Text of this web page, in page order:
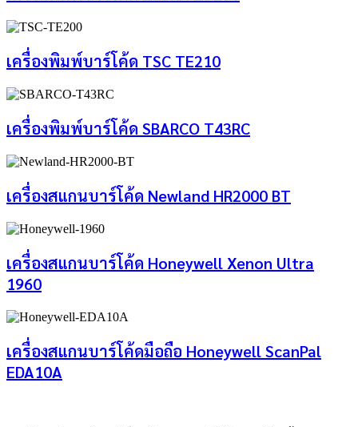
เครื่องพิมพ์บาร์โค้ด TSC TE210
เครื่องพิมพ์บาร์โค้ด SBARCO T43RC
เครื่องสแกนบาร์โค้ด Newland HR2000 BT
เครื่องสแกนบาร์โค้ด Honeywell Xenon Ultra
1960
เครื่องสแกนบาร์โค้ดมือถือ Honeywell ScanPal
EDA10A